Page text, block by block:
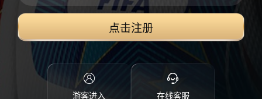
点击注册
游客进入 在线客服